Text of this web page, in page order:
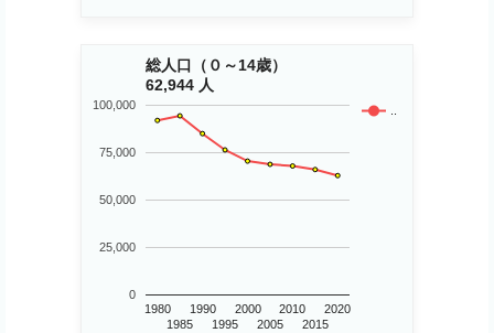
総人口（０～14歳）
62,944 人
..
1980
1985
1990
1995
2000
2005
2010
2015
2020
0
25,000
50,000
75,000
100,000